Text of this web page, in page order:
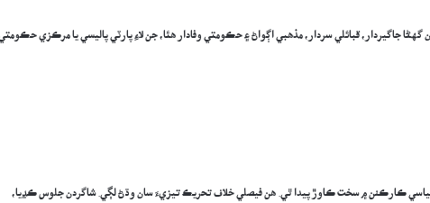
گهڻا جاگيردار، قبائلي سردار، مذهبي اڳواڻ ۽ حڪومتي وفادار هئا، جن لاءِ پارٽي پاليسي يا مرڪزي
سياسي ڪارڪنن ۾ سخت ڪاوڙ پيدا ٿي. هن فيصلي خلاف تحريڪ تيزيءَ سان وڌڻ لڳي. شاگردن جلوس ڪڍيا،